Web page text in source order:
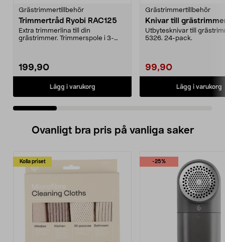
Grästrimmertillbehör
Trimmertråd Ryobi RAC125
Extra trimmerlina till din
grästrimmer. Trimmerspole i 3-
199,90
Lägg i varukorg
Grästrimmertillbehör
Knivar till
Utbytesknivar till
5326. 24-pack.
99,90
Lägg i varukorg
Ovanligt bra pris på vanliga saker
Kolla priset -25%